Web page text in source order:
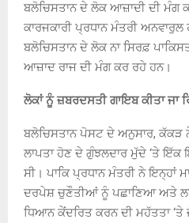
ਬਲੋਚਿਸਤਾਨ ਦੇ ਲੋਕ ਆਜ਼ਾਦੀ ਦੀ ਮੰਗ
ਕਾਰਜਕਾਰੀ ਪ੍ਰਧਾਨ ਮੰਤਰੀ
ਬਲੋਚਿਸਤਾਨ ਦੇ ਲੋਕ ਨਾ ਸਿਰਫ਼
ਆਜ਼ਾਦ ਰਾਜ ਦੀ ਮੰਗ ਕਰ ਰਹੇ ਹਨ।
ਲੋਕਾਂ ਨੂੰ ਜ਼ਬਰਦਸਤੀ ਗਾਇਬ ਕੀਤਾ ਜਾ
ਬਲੋਚਿਸਤਾਨ ਪੋਸਟ ਦੇ ਅਨੁਸਾਰ, ਕੱਕੜ
ਲਾਪਤਾ ਹੋਣ ਦੇ ਗੁੰਝਲਦਾਰ ਮੁੱਦੇ ‘ਤੇ ਇੱਕ
ਸੀ। ਪਾਕਿ ਪ੍ਰਧਾਨ ਮੰਤਰੀ ਨੇ ਇਨ੍ਹਾਂ
ਦਰਪੇਸ਼ ਚੁਣੌਤੀਆਂ ਨੂੰ ਪਛਾਣਿਆ ਅਤੇ
ਧਿਆਨ ਕੇਂਦਰਿਤ ਕਰਨ ਦੀ ਮਹੱਤਤਾ ‘ਤੇ